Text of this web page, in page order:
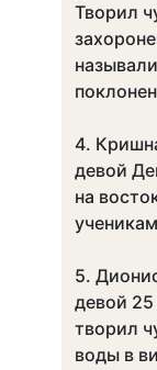
Творил
4.
девой
на
5.
девой
творил
воды в